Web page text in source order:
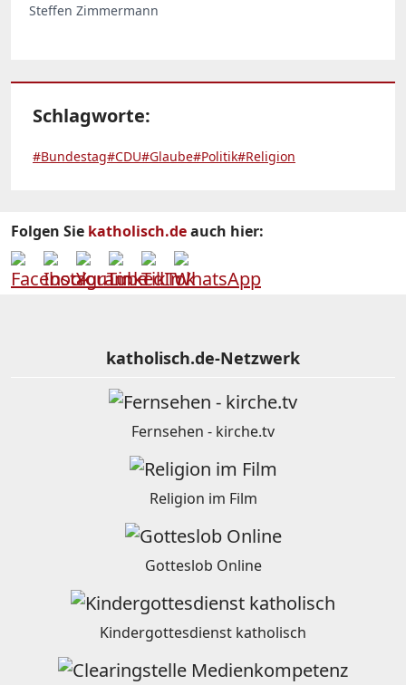
Steffen Zimmermann
Schlagworte:
#Bundestag#CDU#Glaube#Politik#Religion
Folgen Sie katholisch.deauch hier:
katholisch.de-Netzwerk
Fernsehen - kirche.tv
Religion im Film
Gotteslob Online
Kindergottesdienst katholisch